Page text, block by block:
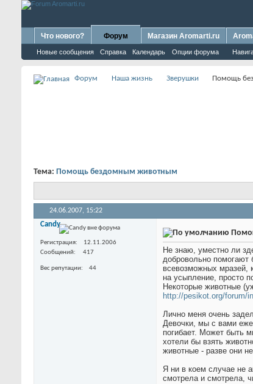
Что нового? Форум
Новые сообщения Справка Календарь Опции форума
Магазин Aromarti.ru
Форум Наша жизнь Зверушки Помощь
Тема: Помощь бездомным животным
24.06.2007, 15:22
Candy
Регистрация
12.11.2006
Сообщений
417
Вес репутации 44
Не знаю, уместно ли
добровольно помогают
всевозможных мразей,
на усыпление, просто
Некоторые животные
http://pesikot.org/forum/
Лично меня очень
Девочки, мы с вами
погибает. Может быть
хотели бы взять
животные - разве они
Я ни в коем случае не
смотрела и смотрела,